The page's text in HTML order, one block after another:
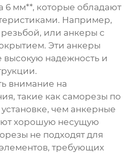
6 мм**, которые обладают
Например,
или анкеры с
Эти анкеры
надежность и
внимание на
такие как саморезы по
чем анкерные
хорошую несущую
не подходят для
требующих